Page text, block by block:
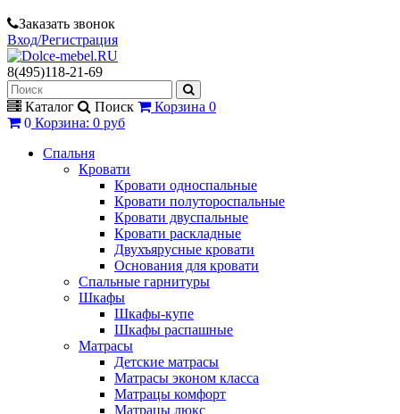
Заказать звонок
Вход/Регистрация
8(495)118-21-69
Каталог Поиск Корзина 0
0 Корзина: 0 руб
Спальня
Кровати
Кровати односпальные
Кровати полутороспальные
Кровати двуспальные
Кровати раскладные
Двухъярусные кровати
Основания для кровати
Спальные гарнитуры
Шкафы
Шкафы-купе
Шкафы распашные
Матрасы
Детские матрасы
Матрасы эконом класса
Матрацы комфорт
Матрацы люкс